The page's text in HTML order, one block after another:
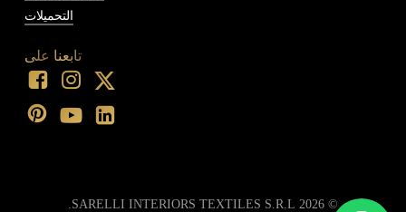
التحميلات
تابعنا على
©
2026